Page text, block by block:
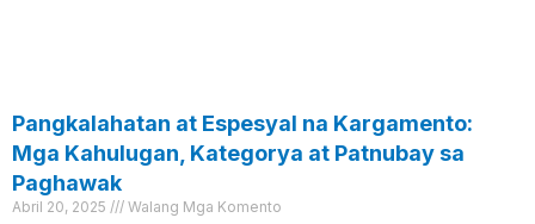
Pangkalahatan at Espesyal na Kargamento:
Mga Kahulugan, Kategorya at Patnubay sa
Paghawak
Abril 20, 2025 Walang Mga Komento